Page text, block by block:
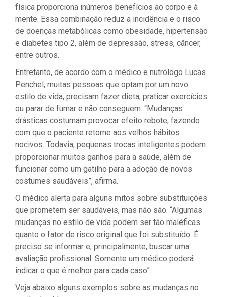
física proporciona inúmeros benefícios ao corpo e à
mente. Essa combinação reduz a incidência e o risco
de doenças metabólicas como obesidade, hipertensão
e diabetes tipo 2, além de depressão, stress, câncer,
entre outros.
Entretanto, de acordo com o médico e nutrólogo Lucas
Penchel, muitas pessoas que optam por um novo
estilo de vida, precisam fazer dieta, praticar exercícios
ou parar de fumar e não conseguem. “Mudanças
drásticas costumam provocar efeito rebote, fazendo
com que o paciente retorne aos velhos hábitos
nocivos. Todavia, pequenas trocas inteligentes podem
proporcionar muitos ganhos para a saúde, além de
funcionar como um gatilho para a adoção de novos
costumes saudáveis”, afirma.
O médico alerta para alguns mitos sobre substituições
que prometem ser saudáveis, mas não são. “Algumas
mudanças no estilo de vida podem ser tão maléficas
quanto o fator de risco original que foi substituído. É
preciso se informar e, principalmente, buscar uma
avaliação profissional. Somente um médico poderá
indicar o que é melhor para cada caso”.
Veja abaixo alguns exemplos sobre as mudanças no